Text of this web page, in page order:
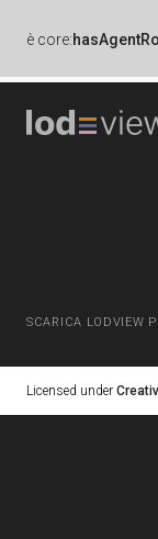
è core:
SCARICA LODVIEW
Licensed under